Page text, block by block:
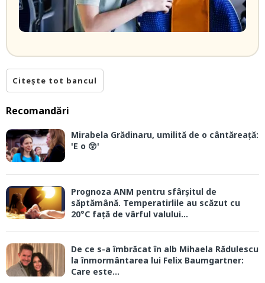
Citește tot bancul
Recomandări
Mirabela Grădinaru, umilită de o cântăreață:
'E o 😲'
Prognoza ANM pentru sfârșitul de
săptămână. Temperatirlile au scăzut cu
20°C față de vârful valului...
De ce s-a îmbrăcat în alb Mihaela Rădulescu
la înmormântarea lui Felix Baumgartner:
Care este...